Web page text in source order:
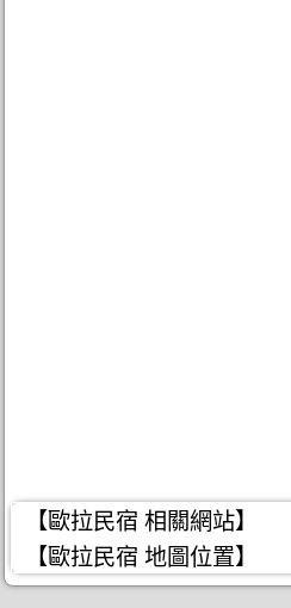
【歐拉民宿 相關網站】
【歐拉民宿 地圖位置】